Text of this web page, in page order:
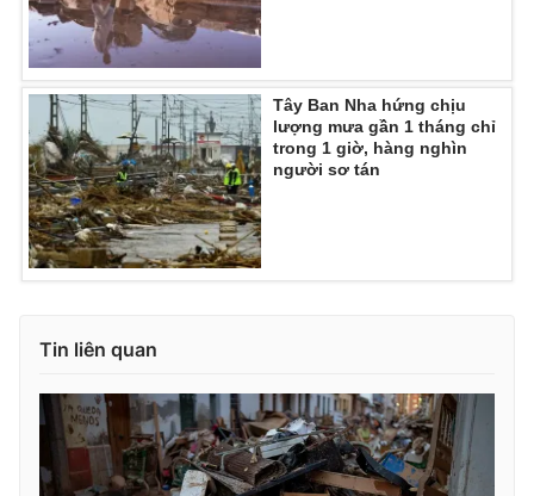
Ðiện thoại Thời báo VTV:024.66 897 897
Email:toasoan@vtv.vn
Liên hệ quảng cáo:024-7300.7108
® Cấm sao chép dưới mọi hình thức nếu không có sự chấp
thuận bằng văn bản. Ghi rõ nguồn VTV.vn khi phát hành lại
thông tin từ website này.
Tây Ban Nha hứng chịu
lượng mưa gần 1 tháng chỉ
trong 1 giờ, hàng nghìn
người sơ tán
Tin liên quan